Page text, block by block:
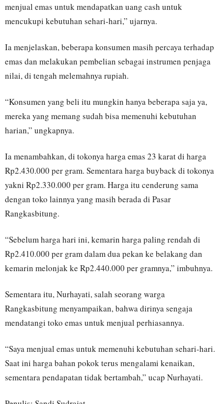
menjual emas untuk mendapatkan uang cash untuk
mencukupi kebutuhan sehari-hari,” ujarnya.
Ia menjelaskan, beberapa konsumen masih percaya terhadap
emas dan melakukan pembelian sebagai instrumen penjaga
nilai, di tengah melemahnya rupiah.
“Konsumen yang beli itu mungkin hanya beberapa saja ya,
mereka yang memang sudah bisa memenuhi kebutuhan
harian,” ungkapnya.
Ia menambahkan, di tokonya harga emas 23 karat di harga
Rp2.430.000 per gram. Sementara harga buyback di tokonya
yakni Rp2.330.000 per gram. Harga itu cenderung sama
dengan toko lainnya yang masih berada di Pasar
Rangkasbitung.
“Sebelum harga hari ini, kemarin harga paling rendah di
Rp2.410.000 per gram dalam dua pekan ke belakang dan
kemarin melonjak ke Rp2.440.000 per gramnya,” imbuhnya.
Sementara itu, Nurhayati, salah seorang warga
Rangkasbitung menyampaikan, bahwa dirinya sengaja
mendatangi toko emas untuk menjual perhiasannya.
“Saya menjual emas untuk memenuhi kebutuhan sehari-hari.
Saat ini harga bahan pokok terus mengalami kenaikan,
sementara pendapatan tidak bertambah,” ucap Nurhayati.